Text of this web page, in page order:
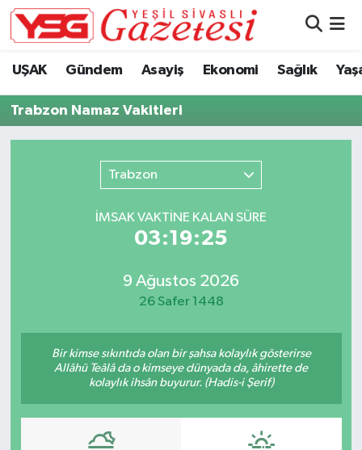
UŞAK Gündem Asayiş Ekonomi Sağlık
Trabzon Namaz Vakitleri
Trabzon
İMSAK VAKTİNE KALAN SÜRE
03:19:25
9 Ağustos 2026
26 Safer 1448
Bir kimse sıkıntıda olan bir şahsa kolaylık gösterirse
Allâhü Teâlâ da o kimseye dünyada da, âhirette de
kolaylık ihsân buyurur. (Hadis-i Şerif)
Hava Durumu
Namaz Vakitleri
Süper Lig Puan Durumu ve Fikstür
Son Dakika Haberleri
Haber Arşivi